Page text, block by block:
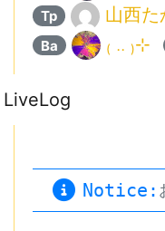
Tp 山西た
Ba ₍ .. ₎⊹
LiveLog
Notice: